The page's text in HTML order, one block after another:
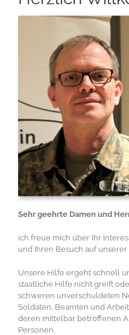
Sehr geehrte Damen und
ich freue mich über Ihr
und Ihren Besuch auf unserer
Unsere Hilfe ergeht schnell
staatliche Hilfe nicht greift
schweren unverschuldeten
Soldaten, Beamten und
deren mittel­bar betroffenen
Personen.